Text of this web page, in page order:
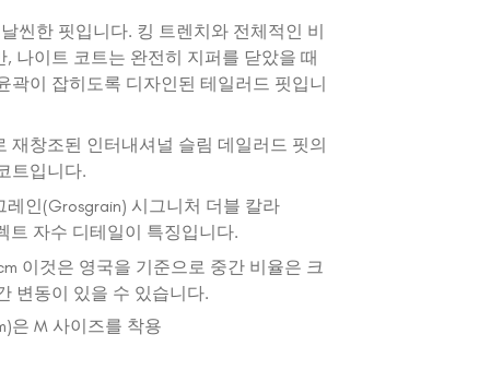
씬한 핏입니다. 킹 트렌치와 전체적인 비
, 나이트 코트는 완전히 지퍼를 닫았을 때
곽이 잡히도록 디자인된 테일러드 핏입니
재창조된 인터내셔널 슬림 데일러드 핏의
트입니다.
레인(Grosgrain) 시그니처 더블 칼라
트 자수 디테일이 특징입니다.
이것은 영국을 기준으로 중간 비율은 크
변동이 있을 수 있습니다.
은 M 사이즈를 착용